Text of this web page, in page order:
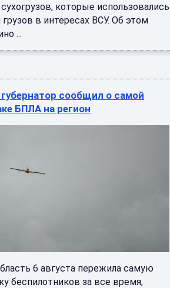
которые использовались
в интересах ВСУ. Об этом
...
сообщил о самой
БПЛА на регион
6 августа пережила самую
беспилотников за все время,